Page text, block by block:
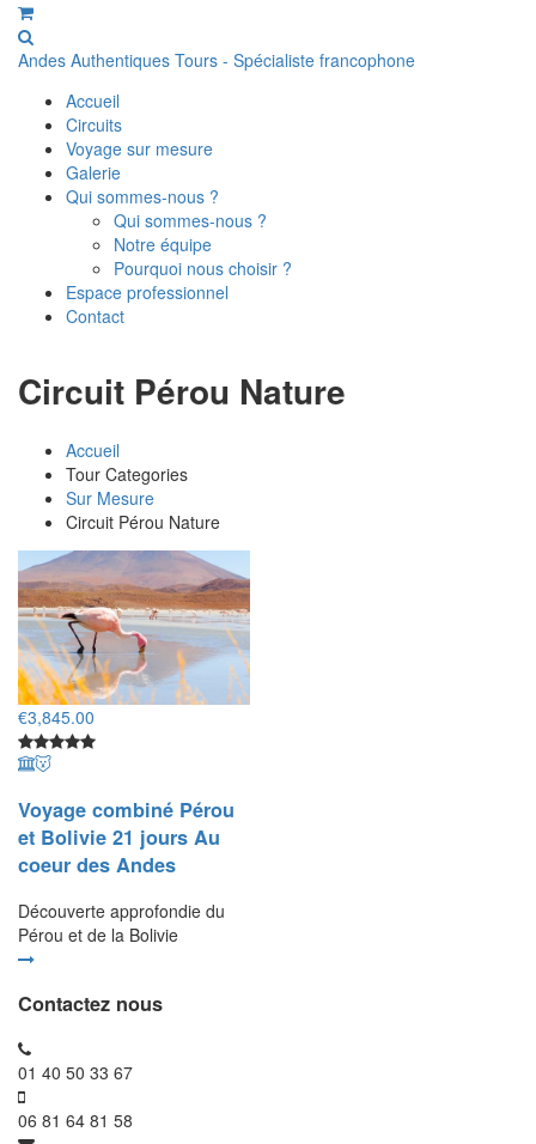
Andes Authentiques Tours - Spécialiste francophone
Accueil
Circuits
Voyage sur mesure
Galerie
Qui sommes-nous ?
Qui sommes-nous ?
Notre équipe
Pourquoi nous choisir ?
Espace professionnel
Contact
Circuit Pérou Nature
Accueil
Tour Categories
Sur Mesure
Circuit Pérou Nature
€3,845.00
Voyage combiné Pérou
et Bolivie 21 jours Au
coeur des Andes
Découverte approfondie du
Pérou et de la Bolivie
Contactez nous
01 40 50 33 67
06 81 64 81 58